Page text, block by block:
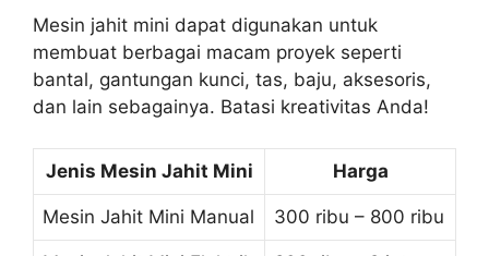
Mesin jahit mini dapat digunakan untuk
membuat berbagai macam proyek seperti
bantal, gantungan kunci, tas, baju, aksesoris,
dan lain sebagainya. Batasi kreativitas Anda!
Jenis Mesin Jahit Mini Harga
Mesin Jahit Mini Manual 300 ribu – 800 ribu